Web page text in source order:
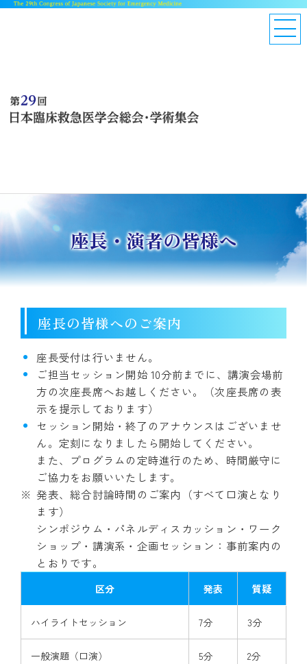
座長・演者の皆様へ
座長の皆様へのご案内
座長受付は行いません。
ご担当セッション開始 10分前までに、講演会場前
方の次座長席へお越しください。（次座長席の表
示を提示しております）
セッション開始・終了のアナウンスはございませ
ん。定刻になりましたら開始してください。
また、プログラムの定時進行のため、時間厳守に
ご協力をお願いいたします。
発表、総合討論時間のご案内（すべて口演となり
ます）
シンポジウム・パネルディスカッション・ワーク
ショップ・講演系・企画セッション：事前案内の
とおりです。
区分 発表 質疑
ハイライトセッション 7分 3分
一般演題（口演） 5分 2分